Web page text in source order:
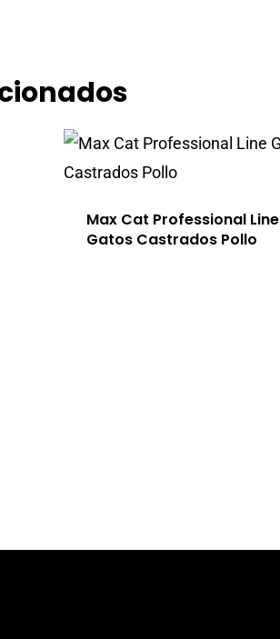
Max Cat Professional Line
Gatos Castrados Pollo